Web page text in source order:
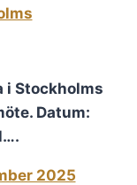
i Stockholms
Datum:
2025